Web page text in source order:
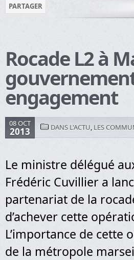
PARTAGER
Rocade L2 à
engagement
08 OCT
2013 DANS L'ACTU, LES
Le ministre délégué
Frédéric Cuvillier a
partenariat de la
d’achever cette
L’importance de
de la métropole